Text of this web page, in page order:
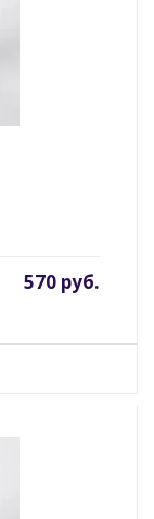
570 руб.